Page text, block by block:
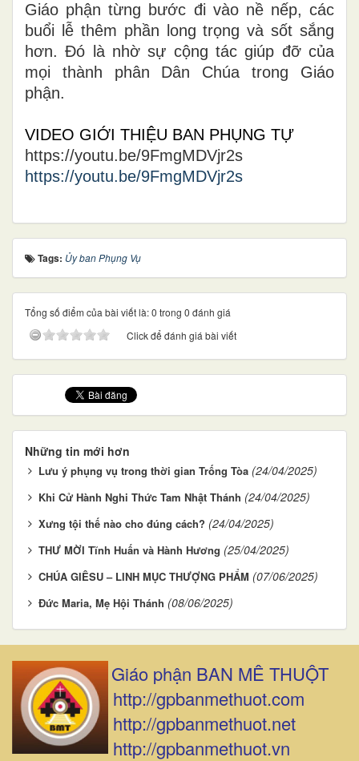
Giáo phận từng bước đi vào nề nếp, các
buổi lễ thêm phần long trọng và sốt sắng
hơn. Đó là nhờ sự cộng tác giúp đỡ của
mọi thành phân Dân Chúa trong Giáo
phận.
VIDEO GIỚI THIỆU BAN PHỤNG TỰ
https://youtu.be/9FmgMDVjr2s
https://youtu.be/9FmgMDVjr2s
Tags: Ủy ban Phụng Vụ
Tổng số điểm của bài viết là: 0 trong 0 đánh giá
Click để đánh giá bài viết
Những tin mới hơn
Lưu ý phụng vụ trong thời gian Trống Tòa (24/04/2025)
Khi Cử Hành Nghi Thức Tam Nhật Thánh (24/04/2025)
Xưng tội thế nào cho đúng cách? (24/04/2025)
THƯ MỜI Tĩnh Huấn và Hành Hương (25/04/2025)
CHÚA GIÊSU – LINH MỤC THƯỢNG PHẨM (07/06/2025)
Đức Maria, Mẹ Hội Thánh (08/06/2025)
Giáo phận BAN MÊ THUỘT
http://gpbanmethuot.com
http://gpbanmethuot.net
http://gpbanmethuot.vn